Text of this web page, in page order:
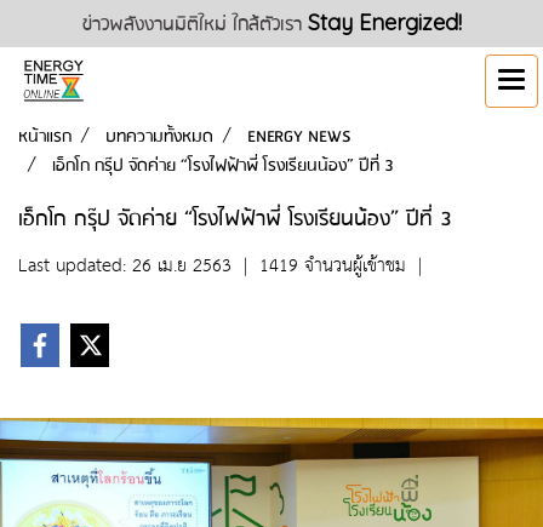
ข่าวพลังงานมิติใหม่ ใกล้ตัวเรา Stay Energized!
หน้าแรก บทความทั้งหมด
ENERGY NEWS
เอ็กโก กรุ๊ป จัดค่าย “โรงไฟฟ้าพี่ โรงเรียนน้อง” ปีที่ 3
เอ็กโก กรุ๊ป จัดค่าย “โรงไฟฟ้าพี่ โรงเรียนน้อง” ปีที่ 3
Last updated: 26 เม.ย 2563 | 1419 จำนวนผู้เข้าชม |